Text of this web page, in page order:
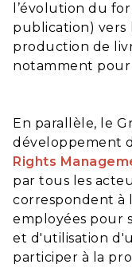
l’évolution du
publication) vers
production de
notamment pour
En parallèle, le
développement
Rights
par tous les
correspondent à
employées pour
et d'utilisation
participer à la